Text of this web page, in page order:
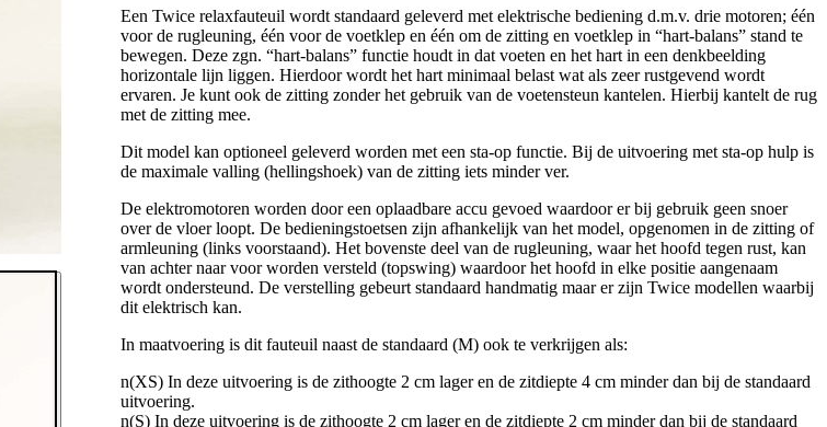
Een Twice relaxfauteuil wordt standaard geleverd met elektrische bediening d.m.v. drie motoren; één
voor de rugleuning, één voor de voetklep en één om de zitting en voetklep in “hart-balans” stand te
bewegen. Deze zgn. “hart-balans” functie houdt in dat voeten en het hart in een denkbeelding
horizontale lijn liggen. Hierdoor wordt het hart minimaal belast wat als zeer rustgevend wordt
ervaren. Je kunt ook de zitting zonder het gebruik van de voetensteun kantelen. Hierbij kantelt de rug
met de zitting mee.
Dit model kan optioneel geleverd worden met een sta-op functie. Bij de uitvoering met sta-op hulp is
de maximale valling (hellingshoek) van de zitting iets minder ver.
De elektromotoren worden door een oplaadbare accu gevoed waardoor er bij gebruik geen snoer
over de vloer loopt. De bedieningstoetsen zijn afhankelijk van het model, opgenomen in de zitting of
armleuning (links voorstaand). Het bovenste deel van de rugleuning, waar het hoofd tegen rust, kan
van achter naar voor worden versteld (topswing) waardoor het hoofd in elke positie aangenaam
wordt ondersteund. De verstelling gebeurt standaard handmatig maar er zijn Twice modellen waarbij
dit elektrisch kan.
In maatvoering is dit fauteuil naast de standaard (M) ook te verkrijgen als:
n(XS) In deze uitvoering is de zithoogte 2 cm lager en de zitdiepte 4 cm minder dan bij de standaard
uitvoering.
n(S) In deze uitvoering is de zithoogte 2 cm lager en de zitdiepte 2 cm minder dan bij de standaard